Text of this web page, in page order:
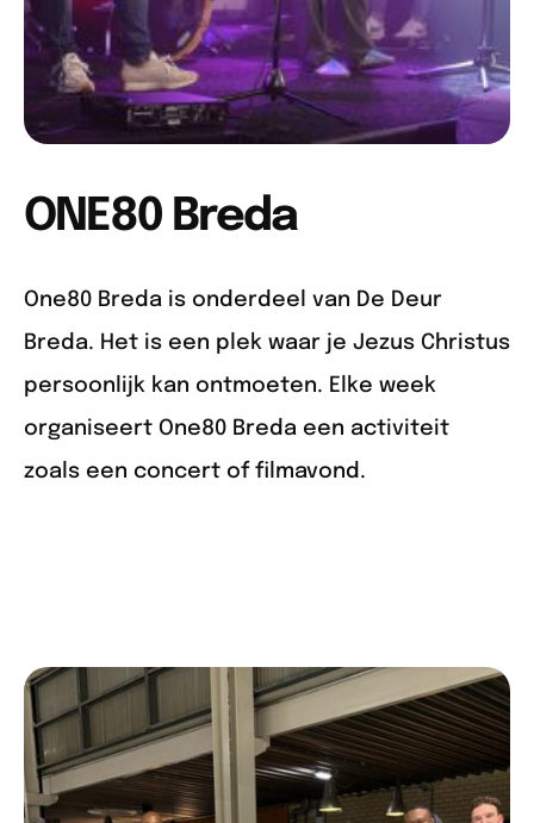
ONE80 Breda
One80 Breda is onderdeel van De Deur
Breda. Het is een plek waar je Jezus Christus
persoonlijk kan ontmoeten. Elke week
organiseert One80 Breda een activiteit
zoals een concert of filmavond.